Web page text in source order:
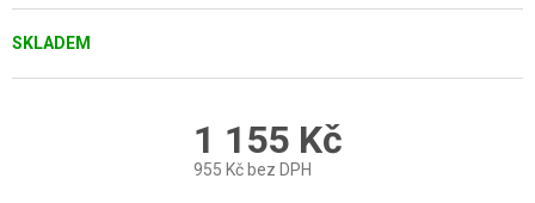
SKLADEM
1 155 Kč
955 Kč bez DPH